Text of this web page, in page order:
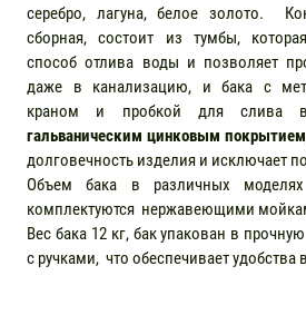
серебро, лагуна, белое золото.
сборная, состоит из тумбы,
способ отлива воды и позволяет
даже в канализацию, и бака с
краном и пробкой для слива
гальваническим цинковым покрытием
долговечность изделия и исключает
Объем бака в различных
комплектуются нержавеющими
Вес бака 12 кг, бак упакован в
с ручками, что обеспечивает удобства